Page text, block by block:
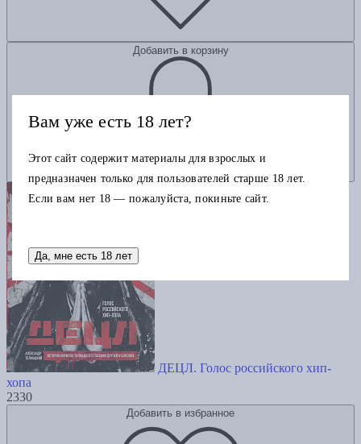
Добавить в корзину
ДЕЦЛ. Голос российского хип-
хопа
2330
Добавить в избранное
Вам уже есть 18 лет?
Этот сайт содержит материалы для взрослых и
предназначен только для пользователей старше 18 лет.
Если вам нет 18 — пожалуйста, покиньте сайт.
Да, мне есть 18 лет